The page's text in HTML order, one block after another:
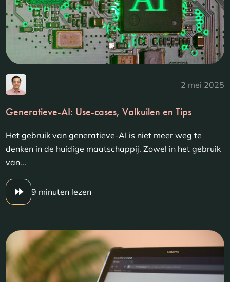
2 mei 2025
Generatieve-AI: Use-cases, Valkuilen en Tips
Het gebruik van generatieve-AI is niet meer weg te
denken in de huidige maatschappij. Zowel in het gebruik
van...
9 minuten lezen